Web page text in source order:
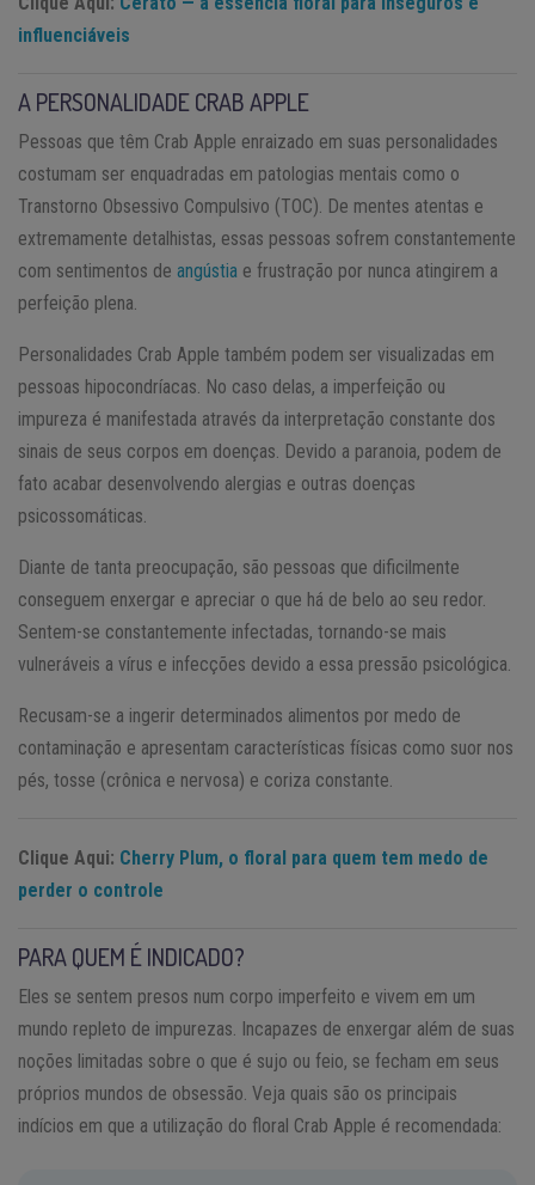
influenciáveis
A PERSONALIDADE CRAB APPLE
Pessoas que têm Crab Apple enraizado em suas personalidades
costumam ser enquadradas em patologias mentais como o
Transtorno Obsessivo Compulsivo (TOC). De mentes atentas e
extremamente detalhistas, essas pessoas sofrem constantemente
com sentimentos de angústia e frustração por nunca atingirem a
perfeição plena.
Personalidades Crab Apple também podem ser visualizadas em
pessoas hipocondríacas. No caso delas, a imperfeição ou
impureza é manifestada através da interpretação constante dos
sinais de seus corpos em doenças. Devido a paranoia, podem de
fato acabar desenvolvendo alergias e outras doenças
psicossomáticas.
Diante de tanta preocupação, são pessoas que dificilmente
conseguem enxergar e apreciar o que há de belo ao seu redor.
Sentem-se constantemente infectadas, tornando-se mais
vulneráveis a vírus e infecções devido a essa pressão psicológica.
Recusam-se a ingerir determinados alimentos por medo de
contaminação e apresentam características físicas como suor nos
pés, tosse (crônica e nervosa) e coriza constante.
Clique Aqui: Cherry Plum, o floral para quem tem medo de
perder o controle
PARA QUEM É INDICADO?
Eles se sentem presos num corpo imperfeito e vivem em um
mundo repleto de impurezas. Incapazes de enxergar além de suas
noções limitadas sobre o que é sujo ou feio, se fecham em seus
próprios mundos de obsessão. Veja quais são os principais
indícios em que a utilização do floral Crab Apple é recomendada: